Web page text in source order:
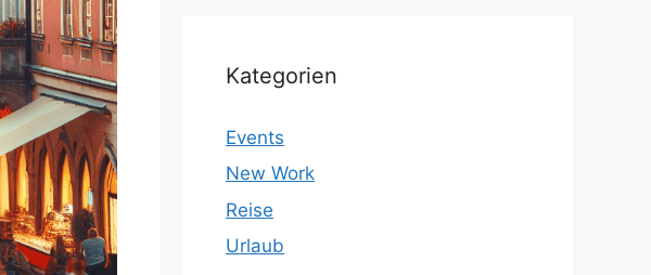
Kategorien
Events
New Work
Reise
Urlaub